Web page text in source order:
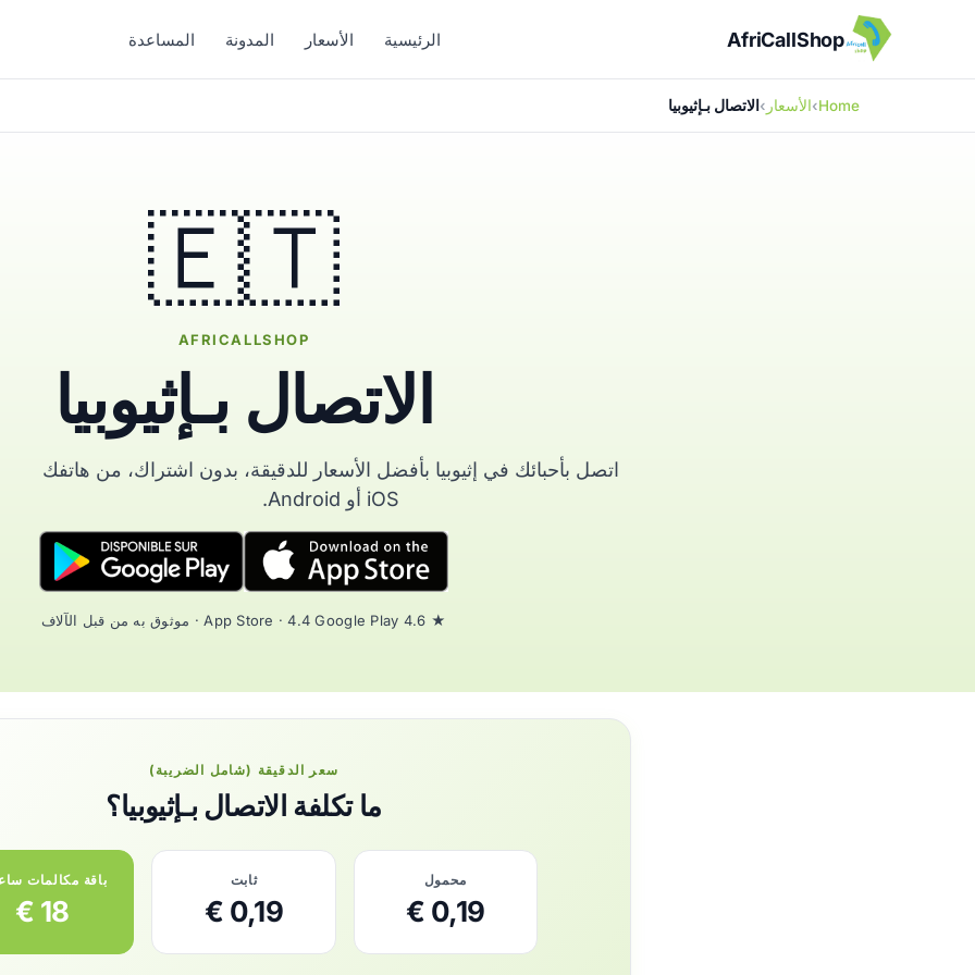
AfriCallShop الرئيسية الأسعار المدونة المساعدة
Home الأسعار الاتصال بـإثيوبيا
🇪🇹
AFRICALLSHOP
الاتصال بـإثيوبيا
اتصل بأحبائك في إثيوبيا بأفضل الأسعار للدقيقة، بدون اشتراك، من هاتفك
iOS أو Android.
★ 4.6 App Store · 4.4 Google Play · موثوق به من قبل الآلاف
سعر الدقيقة (شامل الضريبة)
ما تكلفة الاتصال بـإثيوبيا؟
محمول
0,19 €
ثابت
0,19 €
باقة مكالمات
18 €